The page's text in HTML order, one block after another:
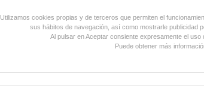
Utilizamos cookies propias y de terceros que permiten el
sus hábitos de navegación, así como mostrarle publicidad
Al pulsar en Aceptar consiente expresamente el
Puede obtener más